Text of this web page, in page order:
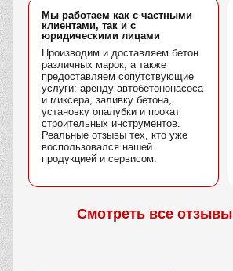
Мы работаем как с частными
клиентами, так и с
юридическими лицами
Производим и доставляем бетон
различных марок, а также
предоставляем сопутствующие
услуги: аренду автобетононасоса
и миксера, заливку бетона,
установку опалубки и прокат
строительных инструментов.
Реальные отзывы тех, кто уже
воспользовался нашей
продукцией и сервисом.
Смотреть все отзывы